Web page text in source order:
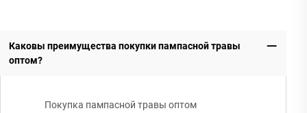
Каковы преимущества покупки пампасной травы
оптом?
Покупка пампасной травы оптом